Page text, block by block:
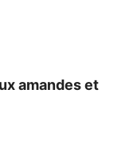
amandes et